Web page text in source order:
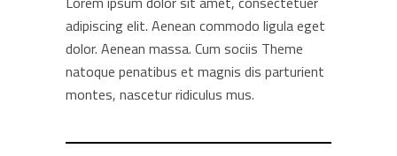
adipiscing elit. Aenean commodo ligula eget
dolor. Aenean massa. Cum sociis Theme
natoque penatibus et magnis dis parturient
montes, nascetur ridiculus mus.